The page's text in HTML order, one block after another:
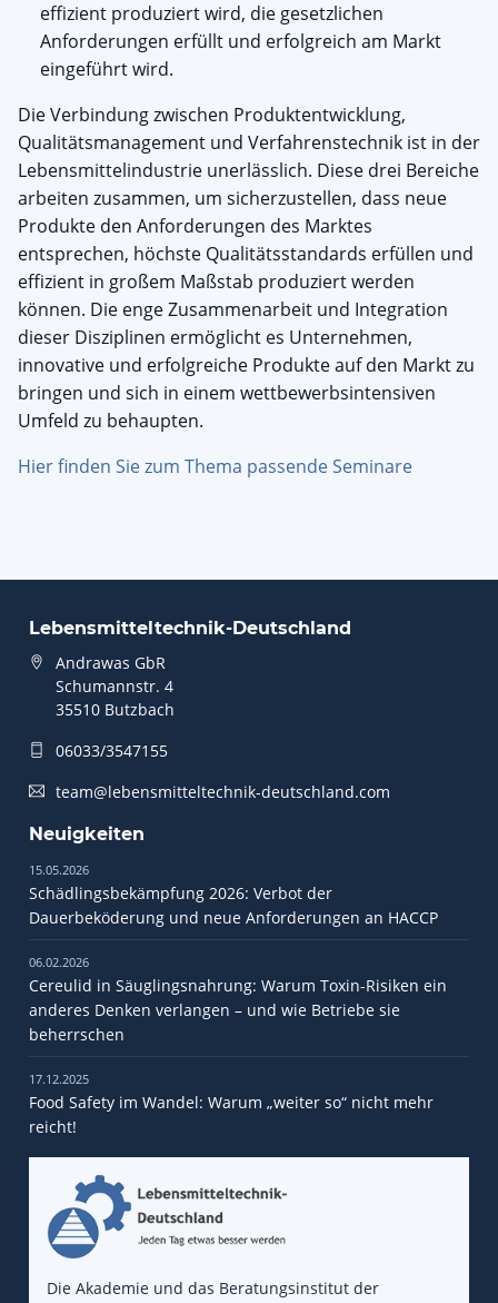
effizient produziert wird, die gesetzlichen
Anforderungen erfüllt und erfolgreich am Markt
eingeführt wird.
Die Verbindung zwischen Produktentwicklung,
Qualitätsmanagement und Verfahrenstechnik ist in der
Lebensmittelindustrie unerlässlich. Diese drei Bereiche
arbeiten zusammen, um sicherzustellen, dass neue
Produkte den Anforderungen des Marktes
entsprechen, höchste Qualitätsstandards erfüllen und
effizient in großem Maßstab produziert werden
können. Die enge Zusammenarbeit und Integration
dieser Disziplinen ermöglicht es Unternehmen,
innovative und erfolgreiche Produkte auf den Markt zu
bringen und sich in einem wettbewerbsintensiven
Umfeld zu behaupten.
Hier finden Sie zum Thema passende Seminare
Lebensmitteltechnik-Deutschland
Andrawas GbR
Schumannstr. 4
35510 Butzbach
06033/3547155
team@lebensmitteltechnik-deutschland.com
Neuigkeiten
15.05.2026
Schädlingsbekämpfung 2026: Verbot der
Dauerbeköderung und neue Anforderungen an HACCP
06.02.2026
Cereulid in Säuglingsnahrung: Warum Toxin-Risiken ein
anderes Denken verlangen – und wie Betriebe sie
beherrschen
17.12.2025
Food Safety im Wandel: Warum „weiter so“ nicht mehr
reicht!
Die Akademie und das Beratungsinstitut der